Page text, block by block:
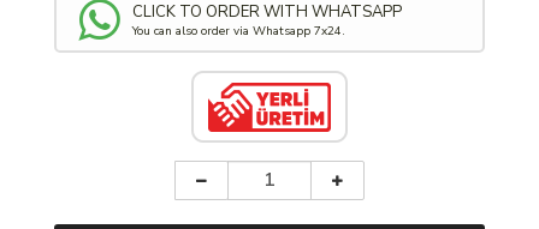
CLICK TO ORDER WITH WHATSAPP
You can also order via Whatsapp 7x24.